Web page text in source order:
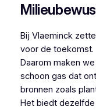
Bij Vlaeminck
voor de toekomst.
Daarom maken
schoon gas dat
bronnen zoals
Het biedt dezelfde